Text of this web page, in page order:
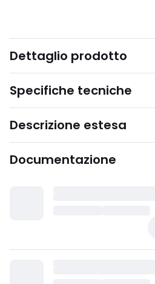
Dettaglio prodotto
Specifiche tecniche
Descrizione estesa
Documentazione